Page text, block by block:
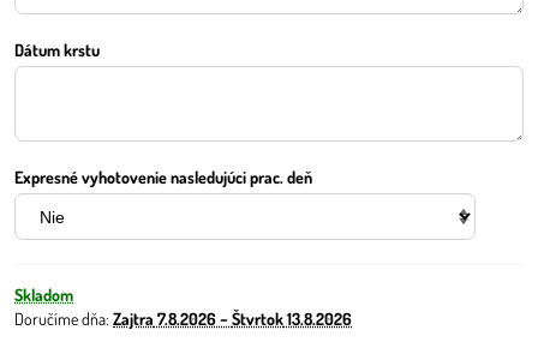
Dátum krstu
Expresné vyhotovenie nasledujúci prac. deň
Skladom
Doručíme dňa: Zajtra 7.8.2026 − Štvrtok13.8.2026